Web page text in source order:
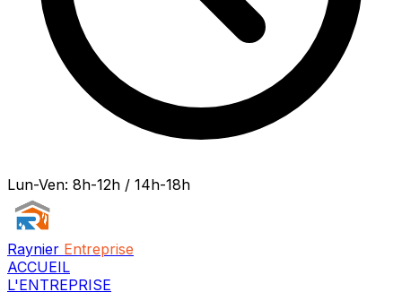
Lun-Ven: 8h-12h / 14h-18h
Raynier Entreprise
ACCUEIL
L'ENTREPRISE